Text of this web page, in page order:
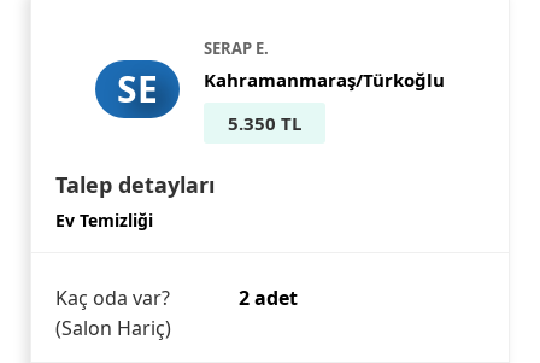
SE
SERAP E.
Kahramanmaraş/Türkoğlu
5.350 TL
Talep detayları
Ev Temizliği
Kaç oda var?
(Salon Hariç)
2 adet